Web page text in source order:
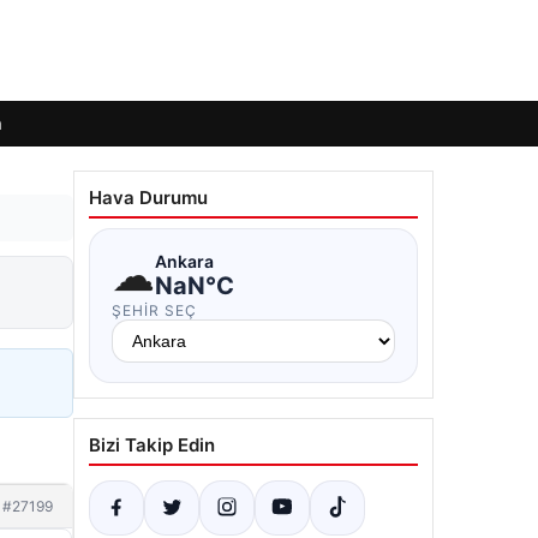
#27199
Hava Durumu
☁Ankara
NaN°C
ŞEHIR SEÇ
Bizi Takip Edin